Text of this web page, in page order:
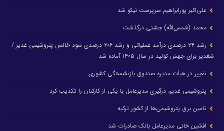
علی‌اکبر پورابراهیم سرپرست نیکو شد
محمد (شمس‌الله) جشنی درگذشت
رشد ۲۴ درصدی درآمد عملیاتی و رشد ۲۰۶ درصدی سود خالص پتروشیمی غدیر /
شغدیر برای جهش تولید در سال ۱۴۰۵ آماده شد
تغییر در هیأت مدیره صندوق بازنشستگی کشوری
پتروشیمی غدیر، درگیری مدیرعامل با یکی از کارکنان را تکذیب کرد
تامین برق پتروشیمی‌ها از کشور ترکیه
افشین خانی مدیرعامل بانک صادرات شد